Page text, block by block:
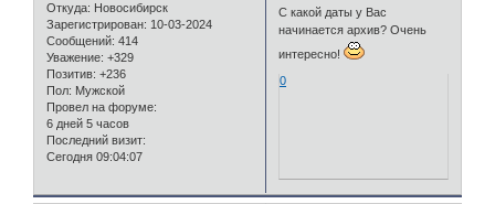
Откуда: Новосибирск
Зарегистрирован: 10-03-2024
Сообщений: 414
Уважение: +329
Позитив: +236
Пол: Мужской
Провел на форуме:
6 дней 5 часов
Последний визит:
Сегодня 09:04:07
С какой даты у Вас
начинается архив? Очень
интересно!
0